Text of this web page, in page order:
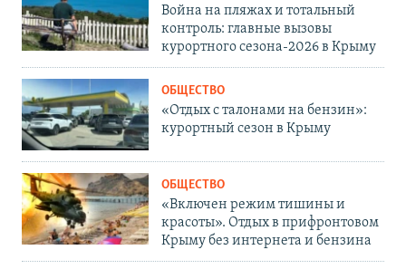
Война на пляжах и тотальный
контроль: главные вызовы
курортного сезона-2026 в Крыму
ОБЩЕСТВО
«Отдых с талонами на бензин»:
курортный сезон в Крыму
ОБЩЕСТВО
«Включен режим тишины и
красоты». Отдых в прифронтовом
Крыму без интернета и бензина